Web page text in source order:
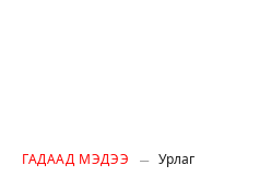
ГАДААД МЭДЭЭ Урлаг